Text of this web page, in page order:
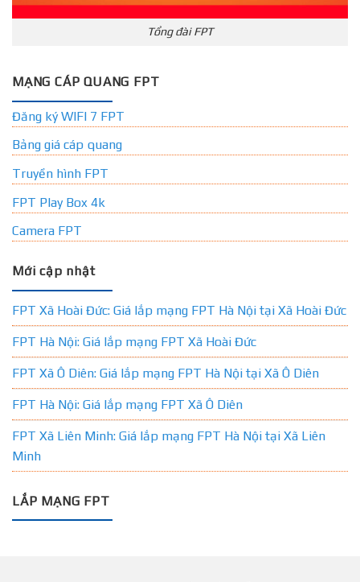
Tổng đài FPT
MẠNG CÁP QUANG FPT
Đăng ký WIFI 7 FPT
Bảng giá cáp quang
Truyền hình FPT
FPT Play Box 4k
Camera FPT
Mới cập nhật
FPT Xã Hoài Đức: Giá lắp mạng FPT Hà Nội tại Xã Hoài Đức
FPT Hà Nội: Giá lắp mạng FPT Xã Hoài Đức
FPT Xã Ô Diên: Giá lắp mạng FPT Hà Nội tại Xã Ô Diên
FPT Hà Nội: Giá lắp mạng FPT Xã Ô Diên
FPT Xã Liên Minh: Giá lắp mạng FPT Hà Nội tại Xã Liên
Minh
LẮP MẠNG FPT